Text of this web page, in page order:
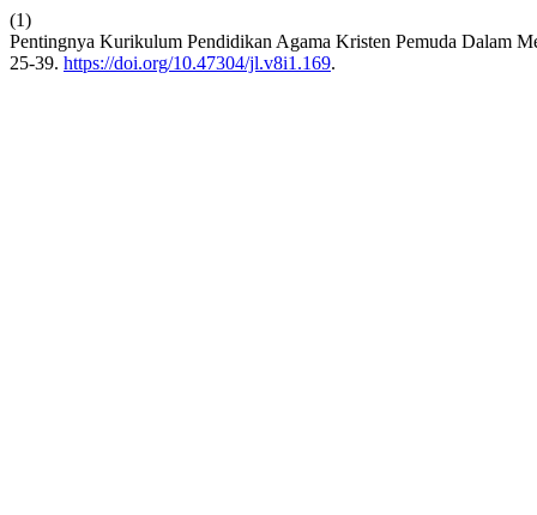
(1)
Pentingnya Kurikulum Pendidikan Agama Kristen Pemuda Dalam
25-39. https://doi.org/10.47304/jl.v8i1.169.